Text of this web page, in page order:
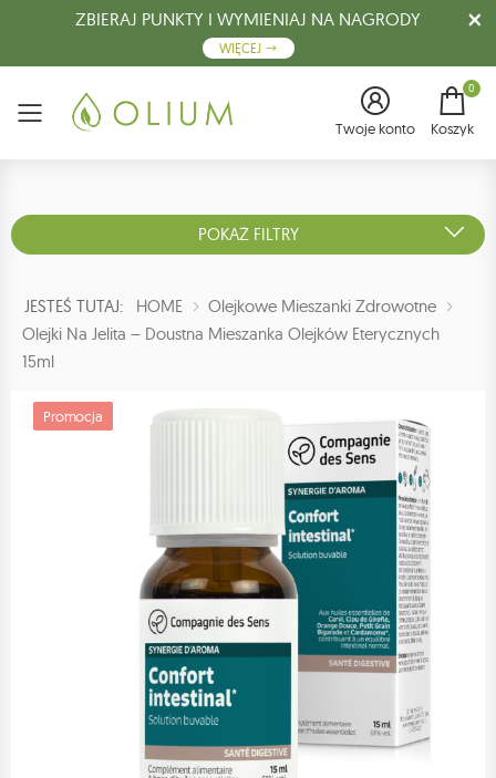
ZBIERAJ PUNKTY I WYMIENIAJ NA NAGRODY
WIĘCEJ
Menu Twoje konto
0
Koszyk
POKAŻ FILTRY
JESTEŚ TUTAJ: HOME
Olejkowe Mieszanki Zdrowotne
Olejki Na Jelita – Doustna Mieszanka Olejków Eterycznych
15ml
Promocja